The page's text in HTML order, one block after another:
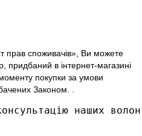
прав споживачів», Ви можете
придбаний в інтернет-магазині
покупки за умови
Законом. .
наших